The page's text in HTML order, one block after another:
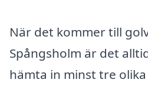
När det kommer till
Spångsholm är det
hämta in minst tre